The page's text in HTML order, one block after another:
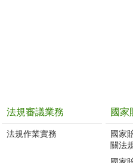
法規審議業務
法規作業實務
國家
國家
關法